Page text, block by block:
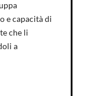
e capacità di
che li
a